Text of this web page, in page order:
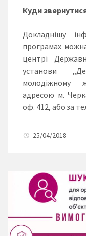
Куди
Докладнішу
програмах
центрі
установи
молодіжному
адресою м.
оф. 412, або за
25/04/2018